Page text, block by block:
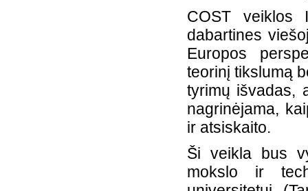
COST veiklos
dabartines
Europos
teorinį tikslumą
tyrimų išvadas,
nagrinėjama,
ir atsiskaito.
Ši veikla bus
mokslo ir